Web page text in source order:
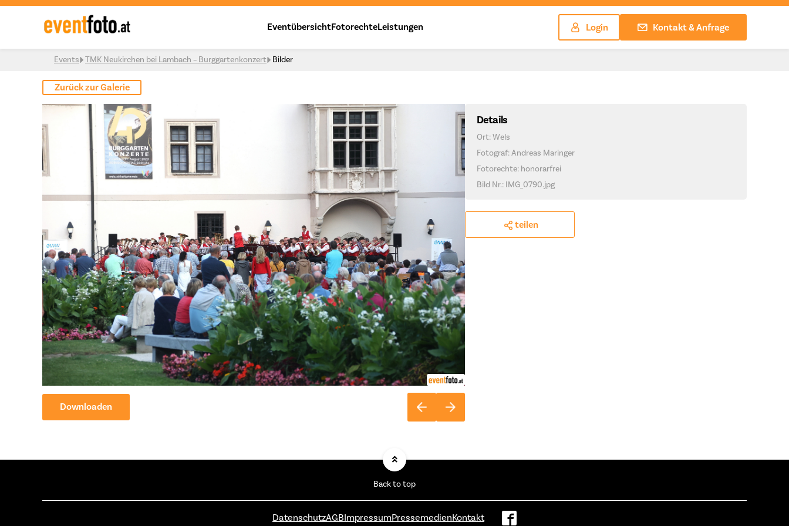
Skip to content
EventübersichtFotorechteLeistungen Login Kontakt & Anfrage
Events TMK Neukirchen bei Lambach – Burggartenkonzert Bilder
Zurück zur Galerie
Downloaden
Details
Ort: Wels
Fotograf: Andreas Maringer
Fotorechte: honorarfrei
Bild Nr.: IMG_0790.jpg
teilen
Back to top
DatenschutzAGBImpressumPressemedienKontakt